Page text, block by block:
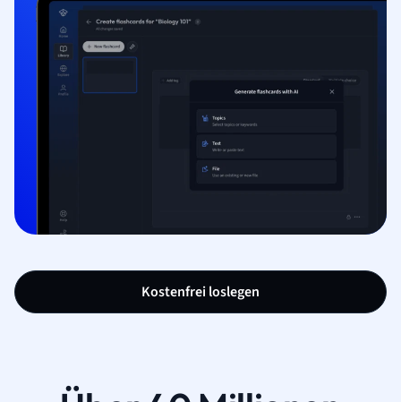
Kostenfrei loslegen